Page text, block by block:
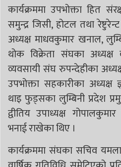
कार्यक्रममा उपभोक्ता हित
समुन्द्र जिसी, होटल तथा
अध्यक्ष माधवकुमार खनाल,
थोक विक्रेता संघका अध्यक्ष
व्यवसायी संघ रुपन्देहीका
उपभोक्ता सहकारीका अध्यक्ष
थाइ फुड्सका लुम्बिनी प्रदेश
द्वीतिय उपाध्यक्ष
भनाई राखेका थिए ।
कार्यक्रममा संघका सचिव